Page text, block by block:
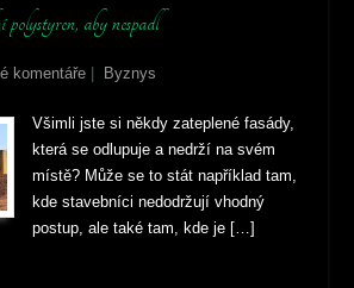
aby nespadl
komentáře Byznys
Všimli jste si někdy zateplené fasády,
která se odlupuje a nedrží na svém
místě? Může se to stát například tam,
kde stavebníci nedodržují vhodný
postup, ale také tam, kde je […]